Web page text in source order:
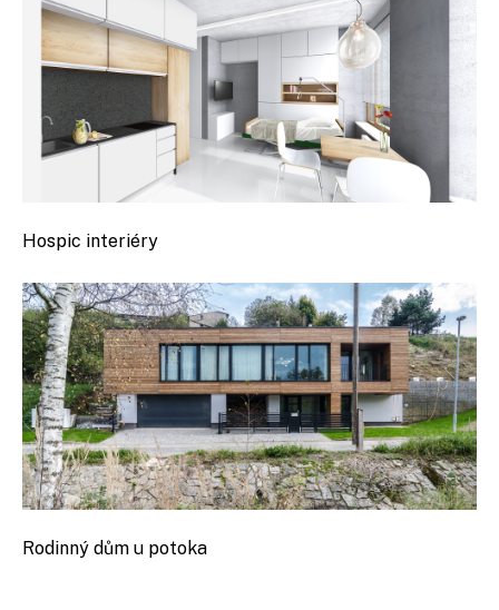
Hospic interiéry
Rodinný dům u potoka